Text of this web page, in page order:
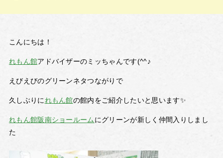
こんにちは！
れもん館アドバイザーのミッちゃんです(^^♪
えびえびのグリーンネタつながりで
久しぶりにれもん館の館内をご紹介したいと思います✨
れもん館阪南ショールーム にグリーンが新しく仲間入りしまし
た